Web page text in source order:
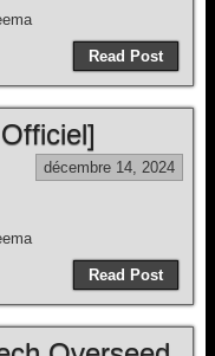
Read Post
décembre 14, 2024
Read Post